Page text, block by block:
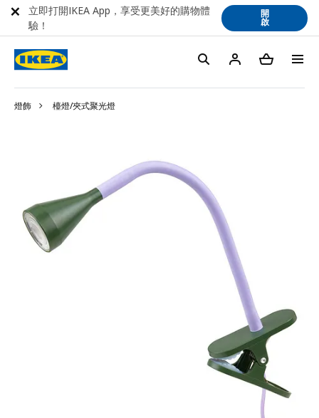
燈飾 檯燈/夾式聚光燈
立即打開IKEA App，享受更美好的購物體
驗！
開
啟